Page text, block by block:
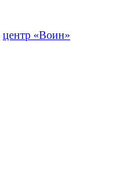
центр «Воин»